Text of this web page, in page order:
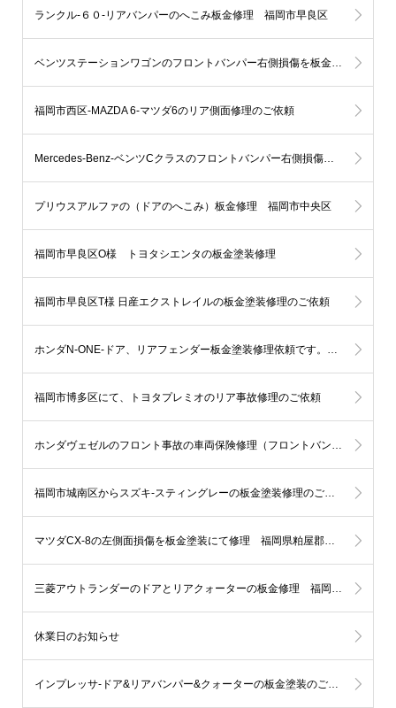
ランクル-６０-リアバンパーのへこみ板金修理 福岡市早良区
ベンツステーションワゴンのフロントバンパー右側損傷を板金塗装（ポールに接触） 福岡市博多区H様
福岡市西区-MAZDA 6-マツダ6のリア側面修理のご依頼
Mercedes-Benz-ベンツCクラスのフロントバンパー右側損傷を板金塗装にて修理 福岡市中央区I様
プリウスアルファの（ドアのへこみ）板金修理 福岡市中央区
福岡市早良区O様 トヨタシエンタの板金塗装修理
福岡市早良区T様 日産エクストレイルの板金塗装修理のご依頼
福岡市博多区にて、トヨタプレミオのリア事故修理のご依頼
福岡市城南区からスズキ-スティングレーの板金塗装修理のご依頼です
マツダCX-8の左側面損傷を板金塗装にて修理 福岡県粕屋郡M様
休業日のお知らせ
インプレッサ-ドア&リアバンパー&クォーターの板金塗装のご依頼 福岡市早良区Ｋ様